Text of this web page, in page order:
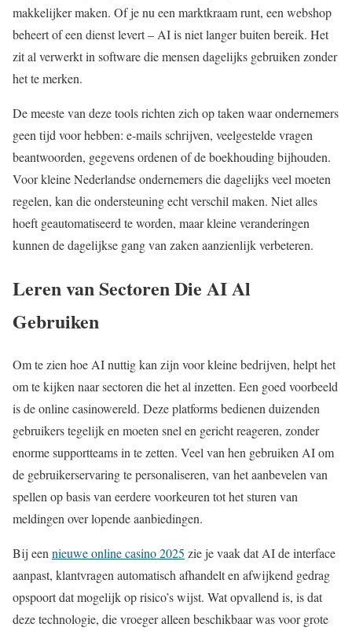
makkelijker maken. Of je nu een marktkraam runt, een webshop
beheert of een dienst levert – AI is niet langer buiten bereik. Het
zit al verwerkt in software die mensen dagelijks gebruiken zonder
het te merken.
De meeste van deze tools richten zich op taken waar ondernemers
geen tijd voor hebben: e-mails schrijven, veelgestelde vragen
beantwoorden, gegevens ordenen of de boekhouding bijhouden.
Voor kleine Nederlandse ondernemers die dagelijks veel moeten
regelen, kan die ondersteuning echt verschil maken. Niet alles
hoeft geautomatiseerd te worden, maar kleine veranderingen
kunnen de dagelijkse gang van zaken aanzienlijk verbeteren.
Leren van Sectoren Die AI Al
Gebruiken
Om te zien hoe AI nuttig kan zijn voor kleine bedrijven, helpt het
om te kijken naar sectoren die het al inzetten. Een goed voorbeeld
is de online casinowereld. Deze platforms bedienen duizenden
gebruikers tegelijk en moeten snel en gericht reageren, zonder
enorme supportteams in te zetten. Veel van hen gebruiken AI om
de gebruikerservaring te personaliseren, van het aanbevelen van
spellen op basis van eerdere voorkeuren tot het sturen van
meldingen over lopende aanbiedingen.
Bij een nieuwe online casino 2025 zie je vaak dat AI de interface
aanpast, klantvragen automatisch afhandelt en afwijkend gedrag
opspoort dat mogelijk op risico’s wijst. Wat opvallend is, is dat
deze technologie, die vroeger alleen beschikbaar was voor grote